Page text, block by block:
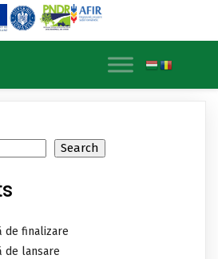
Search
de finalizare
de lansare